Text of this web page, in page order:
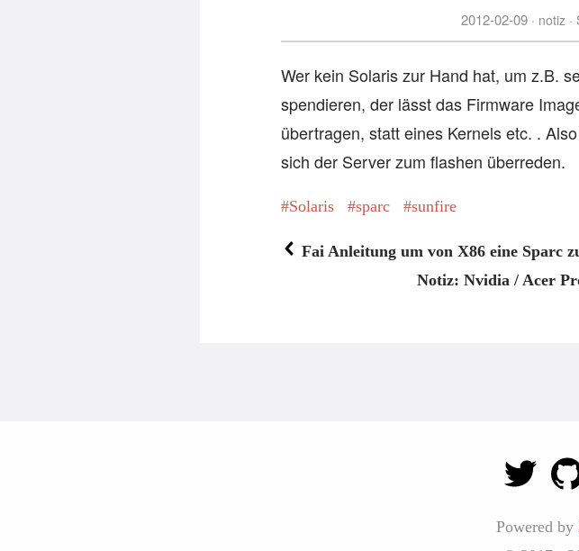
2012-02-09 notiz
Wer kein Solaris zur Hand hat, um z.B.
spendieren, der lässt das Firmware
übertragen, statt eines Kernels etc. .
sich der Server zum flashen überreden.
Solaris sparc sunfire
Fai Anleitung um von X86 eine Sparc
Notiz: Nvidia / Acer
Powered by